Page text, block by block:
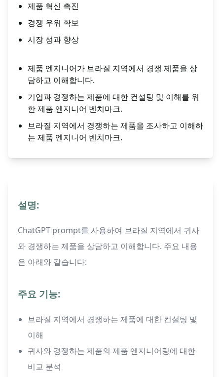
제품 혁신 촉진
경쟁 우위 확보
시장 성과 향상
제품 엔지니어가 브라질 지역에서 경쟁 제품을 상
담하고 이해합니다.
기업과 경쟁하는 제품에 대한 컨설팅 및 이해를 위
한 제품 엔지니어 벤치마크.
브라질 지역에서 경쟁하는 제품을 조사하고 이해하
는 제품 엔지니어 벤치마크.
설명:
ChatGPT prompt를 사용하여 브라질 지역에서 귀사
와 경쟁하는 제품을 상담하고 이해합니다. 주요 내용
은 아래와 같습니다:
주요 기능:
브라질 지역에서 경쟁하는 제품에 대한 컨설팅 및
이해
귀사와 경쟁하는 제품의 제품 엔지니어링에 대한
비교 분석